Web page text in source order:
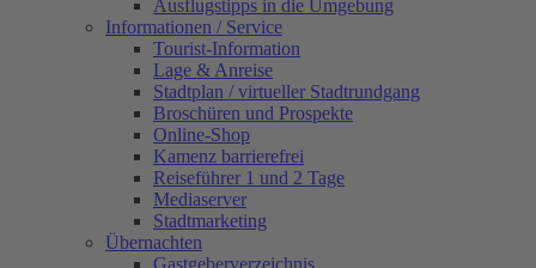
Ausflugstipps in die Umgebung
Informationen / Service
Tourist-Information
Lage & Anreise
Stadtplan / virtueller Stadtrundgang
Broschüren und Prospekte
Online-Shop
Kamenz barrierefrei
Reiseführer 1 und 2 Tage
Mediaserver
Stadtmarketing
Übernachten
Gastgeberverzeichnis